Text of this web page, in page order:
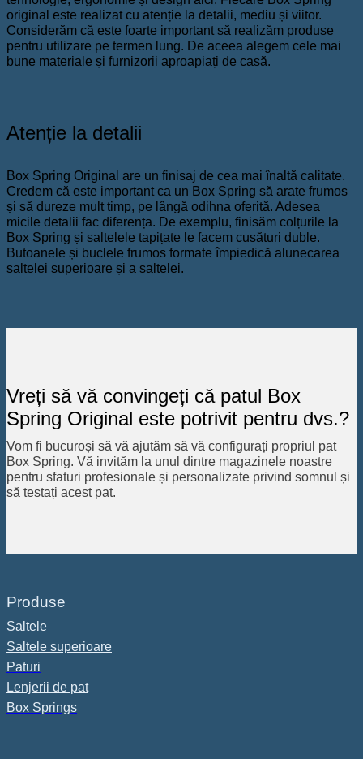
original este realizat cu atenție la detalii, mediu și viitor.
Considerăm că este foarte important să realizăm produse
pentru utilizare pe termen lung. De aceea alegem cele mai
bune materiale și furnizorii aproapiați de casă.
Atenție la detalii
Box Spring Original are un finisaj de cea mai înaltă calitate.
Credem că este important ca un Box Spring să arate frumos
și să dureze mult timp, pe lângă odihna oferită. Adesea
micile detalii fac diferența. De exemplu, finisăm colțurile la
Box Spring și saltelele tapițate le facem cusături duble.
Butoanele și buclele frumos formate împiedică alunecarea
saltelei superioare și a saltelei.
Vreți să vă convingeți că patul Box
Spring Original este potrivit pentru dvs.?
Vom fi bucuroși să vă ajutăm să vă configurați propriul pat
Box Spring. Vă invităm la unul dintre magazinele noastre
pentru sfaturi profesionale și personalizate privind somnul și
să testați acest pat.
Produse
Saltele
Saltele superioare
Paturi
Lenjerii de pat
Box Springs